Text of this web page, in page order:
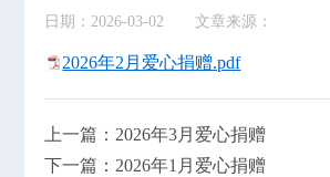
日期：2026-03-02 文章来源：
2026年2月爱心捐赠.pdf
上一篇：2026年3月爱心捐赠
下一篇：2026年1月爱心捐赠